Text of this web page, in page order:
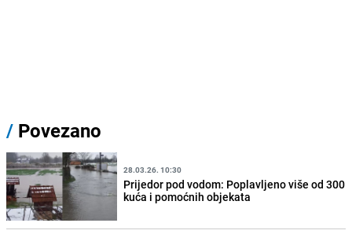
/ Povezano
28.03.26. 10:30
Prijedor pod vodom: Poplavljeno više od 300
kuća i pomoćnih objekata